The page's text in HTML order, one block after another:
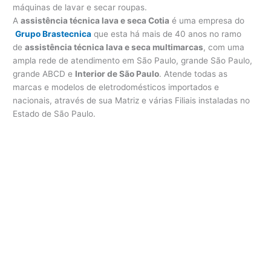
máquinas de lavar e secar roupas.
Aassistência técnica lava e seca Cotia é uma empresa do
Grupo Brastecnica que esta há mais de 40 anos no ramo
deassistência técnica lava e seca multimarcas, com uma
ampla rede de atendimento em São Paulo, grande São Paulo,
grande ABCD e Interior de São Paulo. Atende todas as
marcas e modelos de eletrodomésticos importados e
nacionais, através de sua Matriz e várias Filiais instaladas no
Estado de São Paulo.